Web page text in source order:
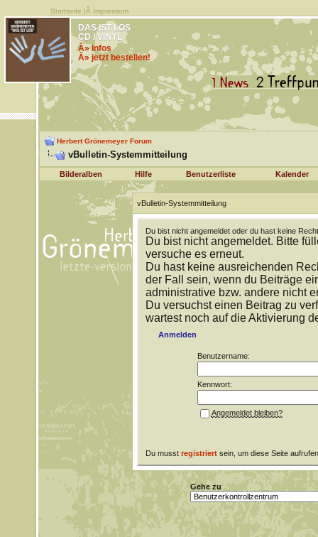
Startseite |Â Impressum
DAS IST LOS
CD / VINYL
Â» Infos
Â» jetzt bestellen!
Herbert Grönemeyer Forum
vBulletin-Systemmitteilung
Bilderalben Hilfe Benutzerliste Kalender
vBulletin-Systemmitteilung
Du bist nicht angemeldet oder du hast keine
Du bist nicht angemeldet. Bitte
versuche es erneut.
Du hast keine ausreichenden
der Fall sein, wenn du Beiträge
administrative bzw. andere nicht
Du versuchst einen Beitrag zu
wartest noch auf die Aktivierung
Anmelden
Benutzername:
Kennwort:
Angemeldet bleiben?
Du musst registriertsein, um diese Seite
Gehe zu